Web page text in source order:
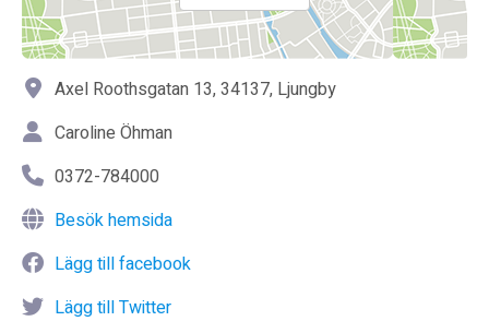
Axel Roothsgatan 13, 34137, Ljungby
Caroline Öhman
0372-784000
Besök hemsida
Lägg till facebook
Lägg till Twitter